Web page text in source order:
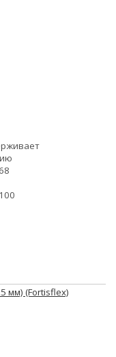
мм) (Fortisflex)